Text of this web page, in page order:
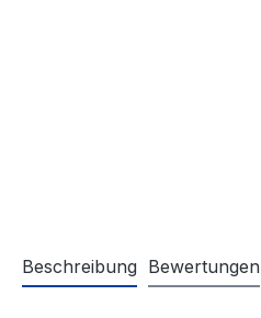
Beschreibung Bewertungen